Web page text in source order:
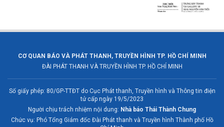
CƠ QUAN BÁO VÀ PHÁT THANH, TRUYỀN HÌNH TP. HỒ CHÍ MINH
ĐÀI PHÁT THANH VÀ TRUYỀN HÌNH TP. HỒ CHÍ MINH
Số giấy phép: 80/GP-TTĐT do Cục Phát thanh, Truyền hình và Thông tin điện
tử cấp ngày 19/5/2023
Người chịu trách nhiệm nội dung: Nhà báo Thái Thành Chung
Chức vụ: Phó Tổng Giám đốc Đài Phát thanh và Truyền hình Thành phố Hồ